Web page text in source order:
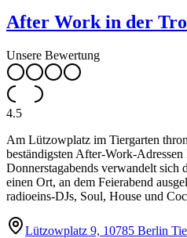
After Work in der
Unsere Bewertung
4.5
Am Lützowplatz im Tiergarten
beständigsten After-Work-
Donnerstagabends verwandelt sich
einen Ort, an dem Feierabend
radioeins-DJs, Soul, House und
Lützowplatz 9, 10785 Berlin